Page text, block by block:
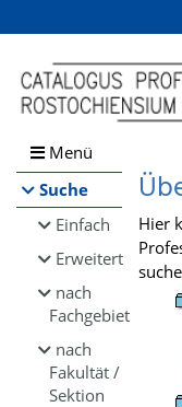
Browsen
direkt zum Inhalt
Menü
Suche
Einfach
Erweitert
nach
Fachgebiet
nach
Fakultät /
Sektion
Hier